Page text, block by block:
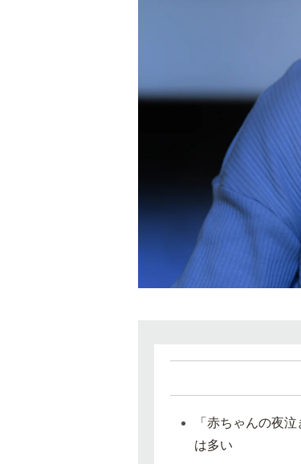
「赤ちゃんの夜
は多い